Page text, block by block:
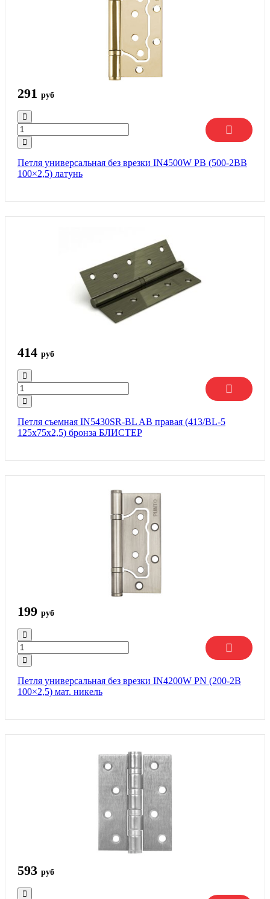
291 руб
Петля универсальная без врезки IN4500W PB (500-2BB
100×2,5) латунь
414 руб
Петля съемная IN5430SR-BL AB правая (413/BL-5
125x75x2,5) бронза БЛИСТЕР
199 руб
Петля универсальная без врезки IN4200W PN (200-2B
100×2,5) мат. никель
593 руб